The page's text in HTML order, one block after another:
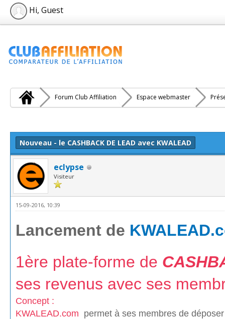
Hi, Guest
Forum Club Affiliation Espace webmaster
Nouveau - le CASHBACK DE LEAD avec KWALEAD
eclypse
Visiteur
15-09-2016, 10:39
Lancement de
1ère plate-forme de
ses revenus avec ses
Concept :
KWALEAD.com permet à ses membres de